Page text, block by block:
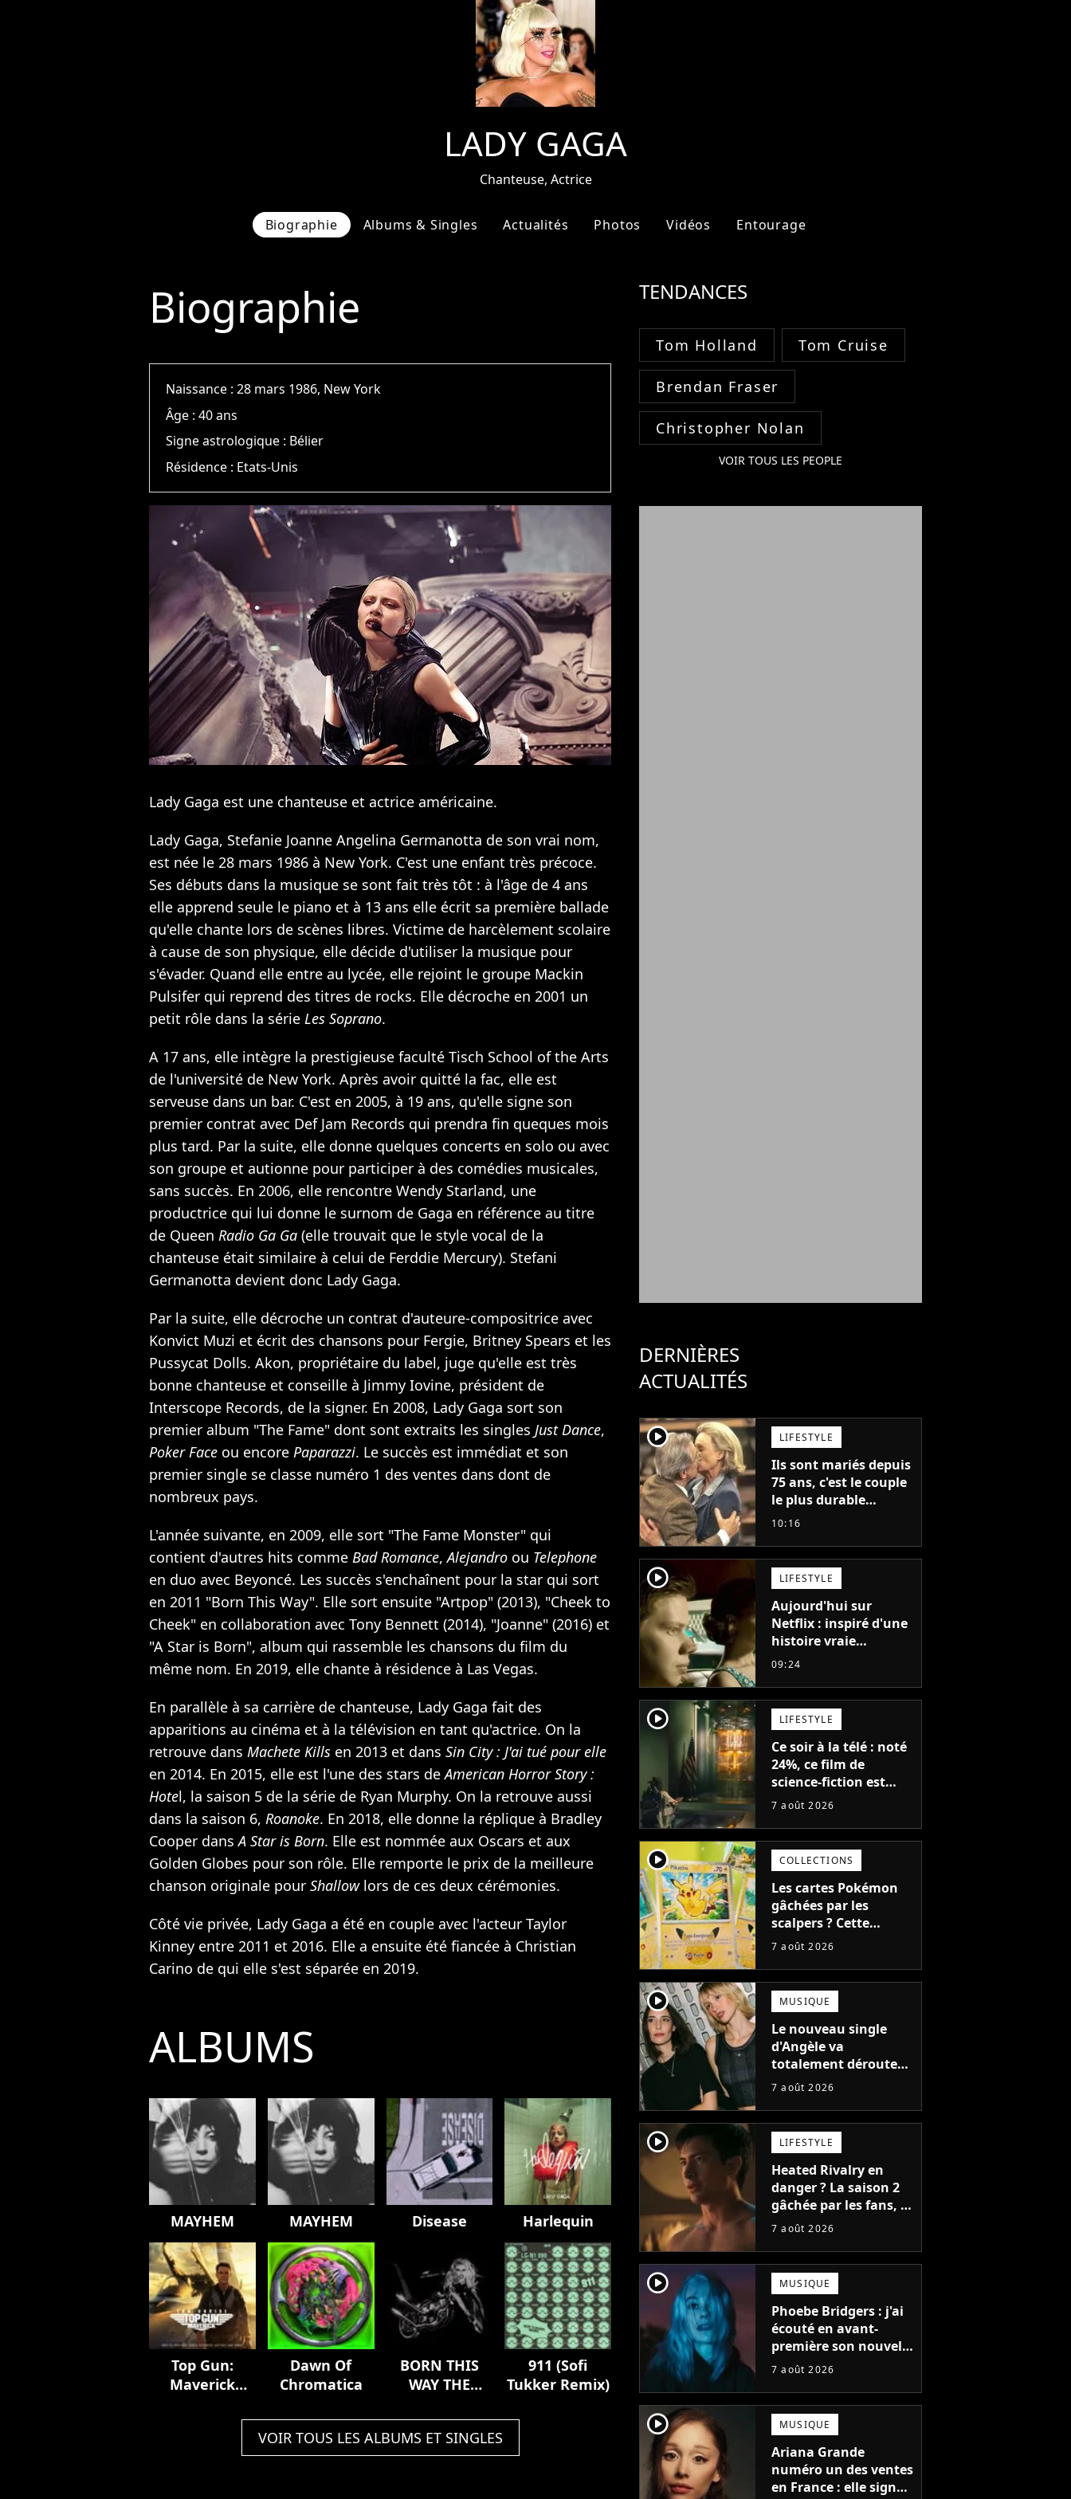
LADY GAGA
Chanteuse, Actrice
Biographie Albums & Singles Actualités Photos Vidéos Entourage
Biographie
Naissance :28 mars 1986, New York
Âge :40 ans
Signe astrologique : Bélier
Résidence : Etats-Unis
Lady Gaga est une chanteuse et actrice américaine.
Lady Gaga, Stefanie Joanne Angelina Germanotta de son vrai nom,
est née le 28 mars 1986 à New York. C'est une enfant très précoce.
Ses débuts dans la musique se sont fait très tôt : à l'âge de 4 ans
elle apprend seule le piano et à 13 ans elle écrit sa première ballade
qu'elle chante lors de scènes libres. Victime de harcèlement scolaire
à cause de son physique, elle décide d'utiliser la musique pour
s'évader. Quand elle entre au lycée, elle rejoint le groupe Mackin
Pulsifer qui reprend des titres de rocks. Elle décroche en 2001 un
petit rôle dans la série Les Soprano.
A 17 ans, elle intègre la prestigieuse faculté Tisch School of the Arts
de l'université de New York. Après avoir quitté la fac, elle est
serveuse dans un bar. C'est en 2005, à 19 ans, qu'elle signe son
premier contrat avec Def Jam Records qui prendra fin queques mois
plus tard. Par la suite, elle donne quelques concerts en solo ou avec
son groupe et autionne pour participer à des comédies musicales,
sans succès. En 2006, elle rencontre Wendy Starland, une
productrice qui lui donne le surnom de Gaga en référence au titre
de Queen Radio Ga Ga (elle trouvait que le style vocal de la
chanteuse était similaire à celui de Ferddie Mercury). Stefani
Germanotta devient donc Lady Gaga.
Par la suite, elle décroche un contrat d'auteure-compositrice avec
Konvict Muzi et écrit des chansons pour Fergie, Britney Spears et les
Pussycat Dolls. Akon, propriétaire du label, juge qu'elle est très
bonne chanteuse et conseille à Jimmy Iovine, président de
Interscope Records, de la signer. En 2008, Lady Gaga sort son
premier album "The Fame" dont sont extraits les singles Just Dance,
Poker Face ou encore Paparazzi. Le succès est immédiat et son
premier single se classe numéro 1 des ventes dans dont de
nombreux pays.
L'année suivante, en 2009, elle sort "The Fame Monster" qui
contient d'autres hits comme Bad Romance,Alejandro ou Telephone
en duo avec Beyoncé. Les succès s'enchaînent pour la star qui sort
en 2011 "Born This Way". Elle sort ensuite "Artpop" (2013), "Cheek to
Cheek" en collaboration avec Tony Bennett (2014), "Joanne" (2016) et
"A Star is Born", album qui rassemble les chansons du film du
même nom. En 2019, elle chante à résidence à Las Vegas.
En parallèle à sa carrière de chanteuse, Lady Gaga fait des
apparitions au cinéma et à la télévision en tant qu'actrice. On la
retrouve dans Machete Kills en 2013 et dans Sin City : J'ai tué pour elle
en 2014. En 2015, elle est l'une des stars deAmerican Horror Story :
Hotel, la saison 5 de la série de Ryan Murphy. On la retrouve aussi
dans la saison 6, Roanoke. En 2018, elle donne la réplique à Bradley
Cooper dansA Star is Born. Elle est nommée aux Oscars et aux
Golden Globes pour son rôle. Elle remporte le prix de la meilleure
chanson originale pour Shallowlors de ces deux cérémonies.
Côté vie privée, Lady Gaga a été en couple avec l'acteur Taylor
Kinney entre 2011 et 2016. Elle a ensuite été fiancée à Christian
Carino de qui elle s'est séparée en 2019.
ALBUMS
MAYHEM MAYHEM Disease Harlequin
Top Gun:
Maverick
The Motion
Dawn Of
Chromatica
BORN THIS
WAY THE
ANNIVERSARY
911 (Sofi
Tukker Remix)
VOIR TOUS LES ALBUMS ET SINGLES
TENDANCES
Tom Holland Tom Cruise
Brendan Fraser
Christopher Nolan
VOIR TOUS LES PEOPLE
DERNIÈRES
ACTUALITÉS
player2 LIFESTYLE
Ils sont mariés depuis
75 ans, c'est le couple
le plus durable
d'Hollywood : "Nous
après jour, et les jours
se sont transformés
en décennies"
10:16
player2 LIFESTYLE
Aujourd'hui sur
Netflix : inspiré d'une
histoire vraie
glaçante, c'est l'un
21ème siècle
09:24
player2 LIFESTYLE
Ce soir à la télé : noté
24%, ce film de
science-fiction est
complètement raté,
encore pire à cause de
son acteur
7 août 2026
player2 COLLECTIONS
Les cartes Pokémon
gâchées par les
scalpers ? Cette
technique géniale
ruiner les revendeurs
7 août 2026
player2 MUSIQUE
Le nouveau single
d'Angèle va
totalement dérouter
le public, et c'est une
7 août 2026
player2 LIFESTYLE
Heated Rivalry en
danger ? La saison 2
gâchée par les fans, le
créateur pousse un
7 août 2026
player2 MUSIQUE
Phoebe Bridgers : j'ai
écouté en avant-
première son nouvel
album, c'est le bijou
7 août 2026
player2 MUSIQUE
Ariana Grande
numéro un des ventes
en France : elle signe